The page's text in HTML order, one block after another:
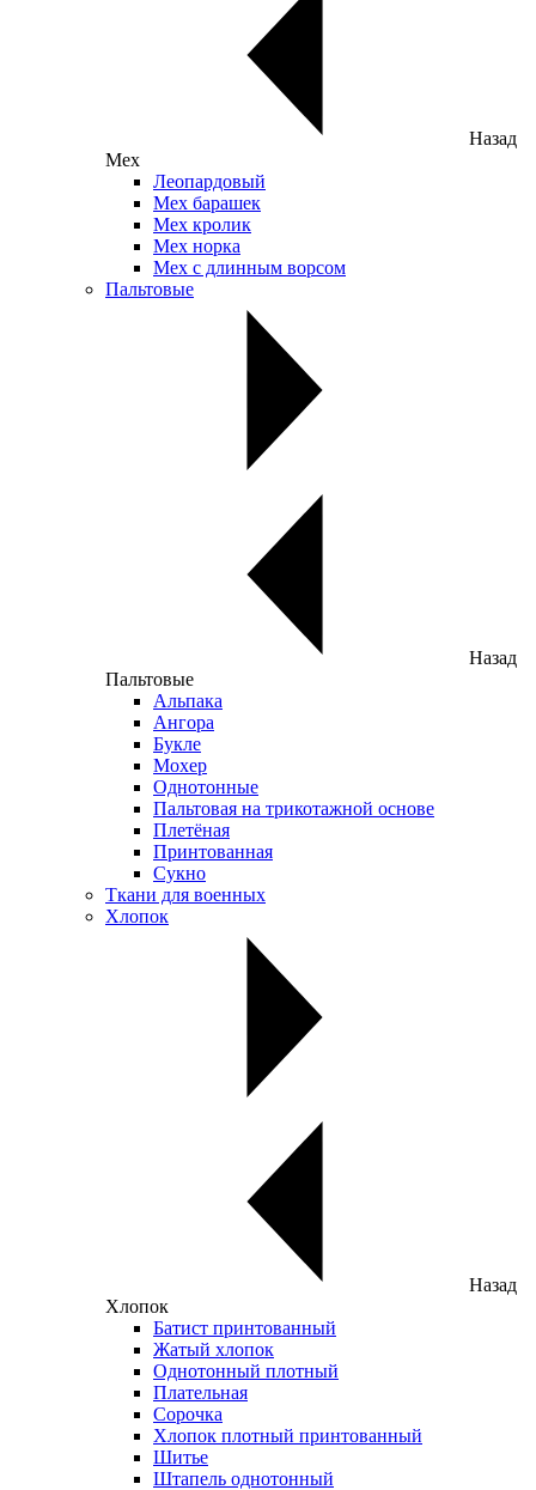
Назад
Мех
Леопардовый
Мех барашек
Мех кролик
Мех норка
Мех с длинным ворсом
Пальтовые
Назад
Пальтовые
Альпака
Ангора
Букле
Мохер
Однотонные
Пальтовая на трикотажной основе
Плетёная
Принтованная
Сукно
Ткани для военных
Хлопок
Назад
Хлопок
Батист принтованный
Жатый хлопок
Однотонный плотный
Плательная
Сорочка
Хлопок плотный принтованный
Шитье
Штапель однотонный